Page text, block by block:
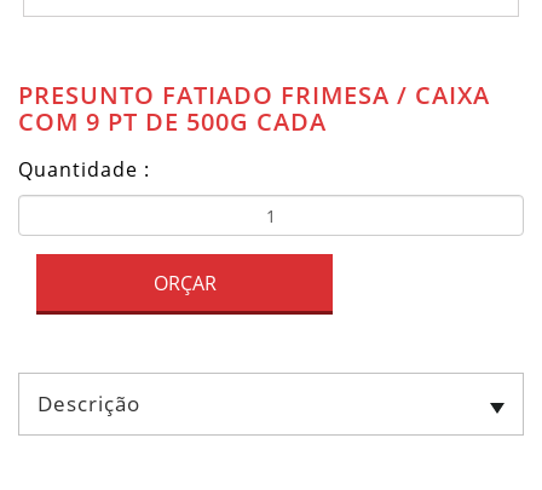
PRESUNTO FATIADO FRIMESA / CAIXA
COM 9 PT DE 500G CADA
Quantidade :
ORÇAR
Descrição